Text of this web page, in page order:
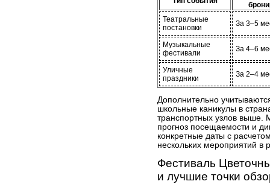
Театральные
постановки
За 3–5
Музыкальные
фестивали
За 4–6
Уличные
праздники
За 2–4
Дополнительно
школьные каникулы в
транспортных узлов выше.
прогноз посещаемости и
конкретные даты с
нескольких мероприятий в
Фестиваль
и лучшие точки